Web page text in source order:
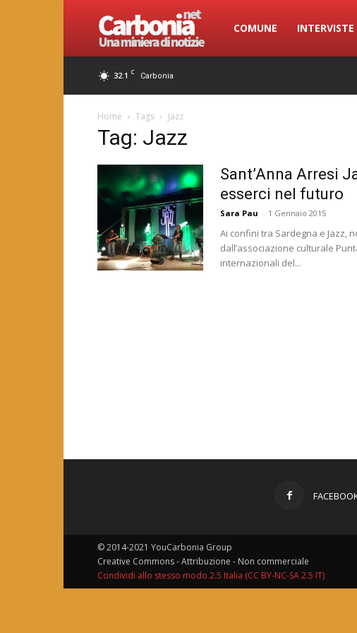
Carbonia.net
COMUNE INTERVISTE
32.1 C Carbonia
Home Tags Jazz
Tag: Jazz
Sant’Anna Arresi
esserci nel futuro
Sara Pau - 1 Gennaio 2015
Ai confini tra Sardegna e Jazz,
dall’associazione culturale
internazionali del...
© 2014-2021 YouCarbonia Group
Creative Commons - Attribuzione - Non commerciale
Condividi allo stesso modo 2.5 Italia (CC BY-NC-SA 2.5 IT)